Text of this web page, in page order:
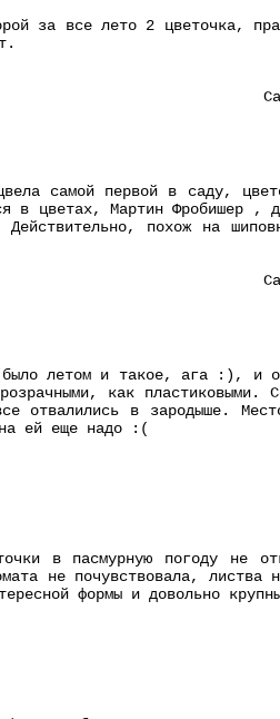
за все лето 2 цветочка,
самой первой в саду,
в цветах, Мартин Фробишер ,
похож на
летом и такое, ага :), и
как пластиковыми.
отвалились в зародыше.
ей еще надо :(
в пасмурную погоду не
не почувствовала, листва
формы и довольно